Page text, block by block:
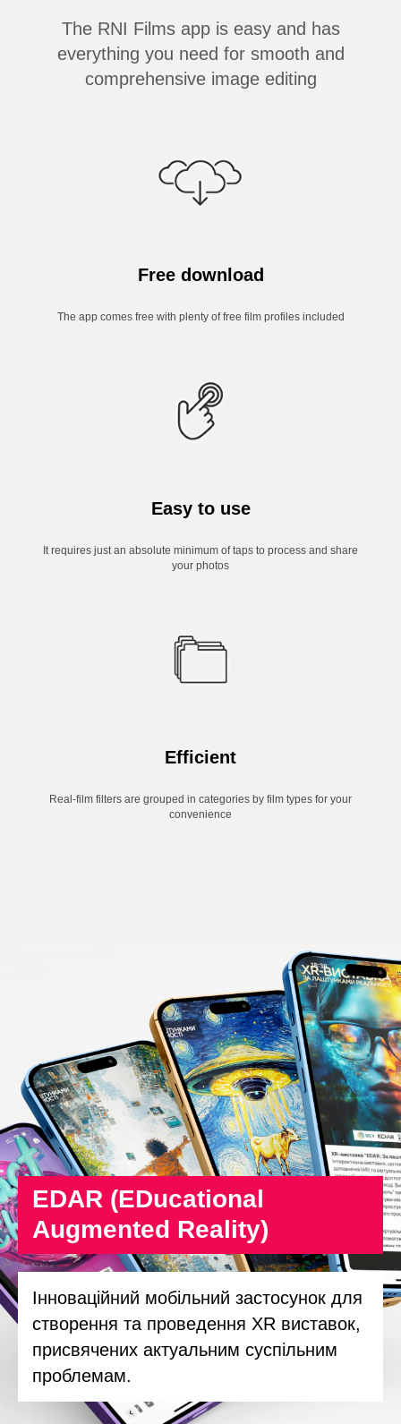
The RNI Films app is easy and has
everything you need for smooth and
comprehensive image editing
Free download
The app comes free with plenty of free film profiles included
Easy to use
It requires just an absolute minimum of taps to process and share
your photos
Efficient
Real-film filters are grouped in categories by film types for your
convenience
EDAR (EDucational
Augmented Reality)
Інноваційний мобільний застосунок для
створення та проведення XR виставок,
присвячених актуальним суспільним
проблемам.